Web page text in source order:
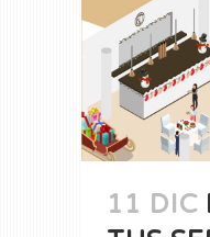
11 DIC